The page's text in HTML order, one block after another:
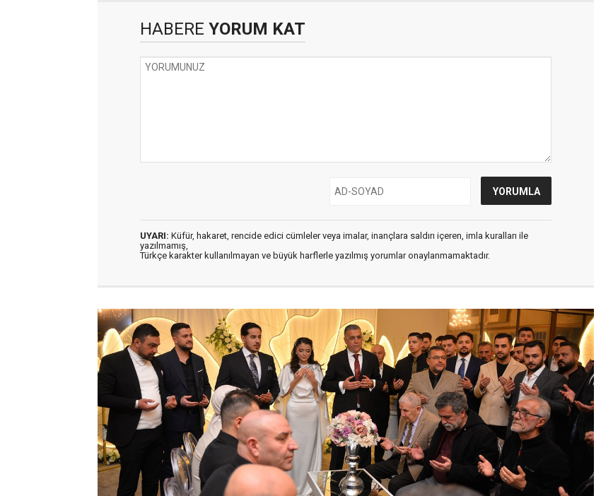
HABERE YORUM KAT
UYARI: Küfür, hakaret, rencide edici cümleler veya imalar, inançlara saldırı içeren, imla kuralları ile
yazılmamış,
Türkçe karakter kullanılmayan ve büyük harflerle yazılmış yorumlar onaylanmamaktadır.